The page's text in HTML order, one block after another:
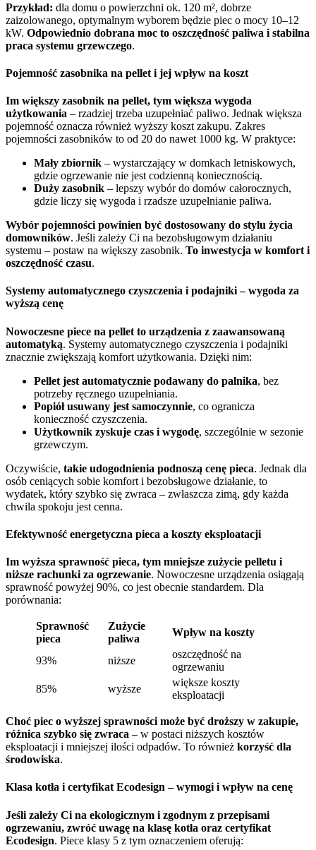
Przykład: dla domu o powierzchni ok. 120 m², dobrze
zaizolowanego, optymalnym wyborem będzie piec o mocy 10–12
kW. Odpowiednio dobrana moc to oszczędność paliwa i stabilna
praca systemu grzewczego.
Pojemność zasobnika na pellet i jej wpływ na koszt
Im większy zasobnik na pellet, tym większa wygoda
użytkowania – rzadziej trzeba uzupełniać paliwo. Jednak większa
pojemność oznacza również wyższy koszt zakupu. Zakres
pojemności zasobników to od 20 do nawet 1000 kg. W praktyce:
Mały zbiornik – wystarczający w domkach letniskowych,
gdzie ogrzewanie nie jest codzienną koniecznością.
Duży zasobnik – lepszy wybór do domów całorocznych,
gdzie liczy się wygoda i rzadsze uzupełnianie paliwa.
Wybór pojemności powinien być dostosowany do stylu życia
domowników. Jeśli zależy Ci na bezobsługowym działaniu
systemu – postaw na większy zasobnik. To inwestycja w komfort i
oszczędność czasu.
Systemy automatycznego czyszczenia i podajniki – wygoda za
wyższą cenę
Nowoczesne piece na pellet to urządzenia z zaawansowaną
automatyką. Systemy automatycznego czyszczenia i podajniki
znacznie zwiększają komfort użytkowania. Dzięki nim:
Pellet jest automatycznie podawany do palnika, bez
potrzeby ręcznego uzupełniania.
Popiół usuwany jest samoczynnie, co ogranicza
konieczność czyszczenia.
Użytkownik zyskuje czas i wygodę, szczególnie w sezonie
grzewczym.
Oczywiście, takie udogodnienia podnoszą cenę pieca. Jednak dla
osób ceniących sobie komfort i bezobsługowe działanie, to
wydatek, który szybko się zwraca – zwłaszcza zimą, gdy każda
chwila spokoju jest cenna.
Efektywność energetyczna pieca a koszty eksploatacji
Im wyższa sprawność pieca, tym mniejsze zużycie pelletu i
niższe rachunki za ogrzewanie. Nowoczesne urządzenia osiągają
sprawność powyżej 90%, co jest obecnie standardem. Dla
porównania:
Sprawność
pieca
Zużycie
paliwa
Wpływ na koszty
93% niższe
oszczędność na
ogrzewaniu
85%
wyższe
większe koszty
eksploatacji
Choć piec o wyższej sprawności może być droższy w zakupie,
różnica szybko się zwraca – w postaci niższych kosztów
eksploatacji i mniejszej ilości odpadów. To również korzyść dla
środowiska.
Klasa kotła i certyfikat Ecodesign – wymogi i wpływ na cenę
Jeśli zależy Ci na ekologicznym i zgodnym z przepisami
ogrzewaniu, zwróć uwagę na klasę kotła oraz certyfikat
Ecodesign. Piece klasy 5 z tym oznaczeniem oferują: